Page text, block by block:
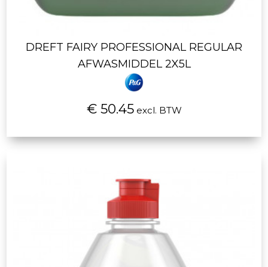
DREFT FAIRY PROFESSIONAL REGULAR
AFWASMIDDEL 2X5L
€ 50.45excl. BTW